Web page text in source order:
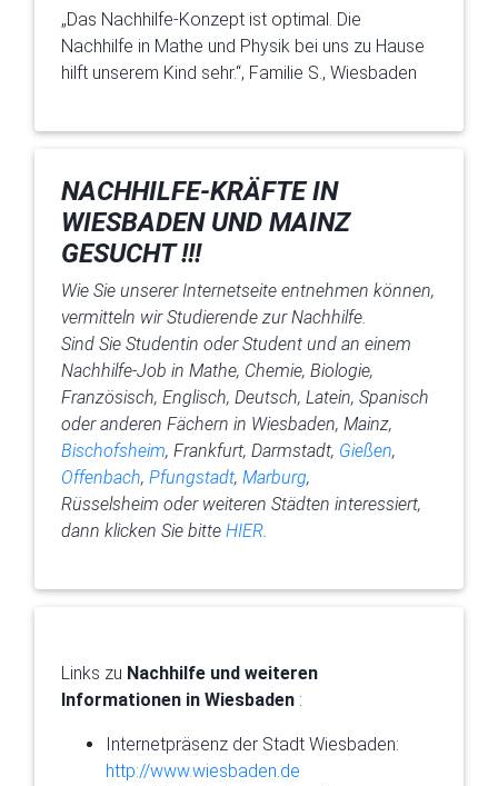
„Das Nachhilfe-Konzept ist optimal. Die
Nachhilfe in Mathe und Physik bei uns zu Hause
hilft unserem Kind sehr.“, Familie S., Wiesbaden
NACHHILFE-KRÄFTE IN
WIESBADEN UND MAINZ
GESUCHT !!!
Wie Sie unserer Internetseite entnehmen können,
vermitteln wir Studierende zur Nachhilfe.
Sind Sie Studentin oder Student und an einem
Nachhilfe-Job in Mathe, Chemie, Biologie,
Französisch, Englisch, Deutsch, Latein, Spanisch
oder anderen Fächern in Wiesbaden, Mainz,
Bischofsheim, Frankfurt, Darmstadt, Gießen,
Offenbach, Pfungstadt, Marburg,
Rüsselsheim oder weiteren Städten interessiert,
dann klicken Sie bitte HIER.
Links zu Nachhilfe und weiteren
Informationen in Wiesbaden :
Internetpräsenz der Stadt Wiesbaden:
http://www.wiesbaden.de